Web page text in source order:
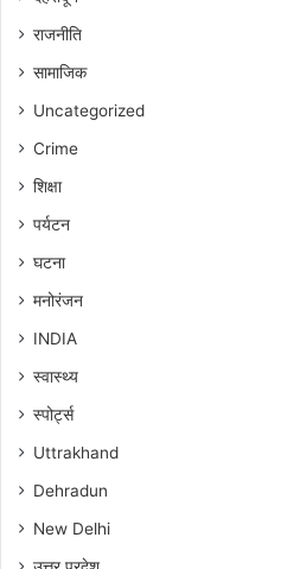
राजनीति
सामाजिक
Uncategorized
Crime
शिक्षा
पर्यटन
घटना
मनोरंजन
INDIA
स्वास्थ्य
स्पोर्ट्स
Uttrakhand
Dehradun
New Delhi